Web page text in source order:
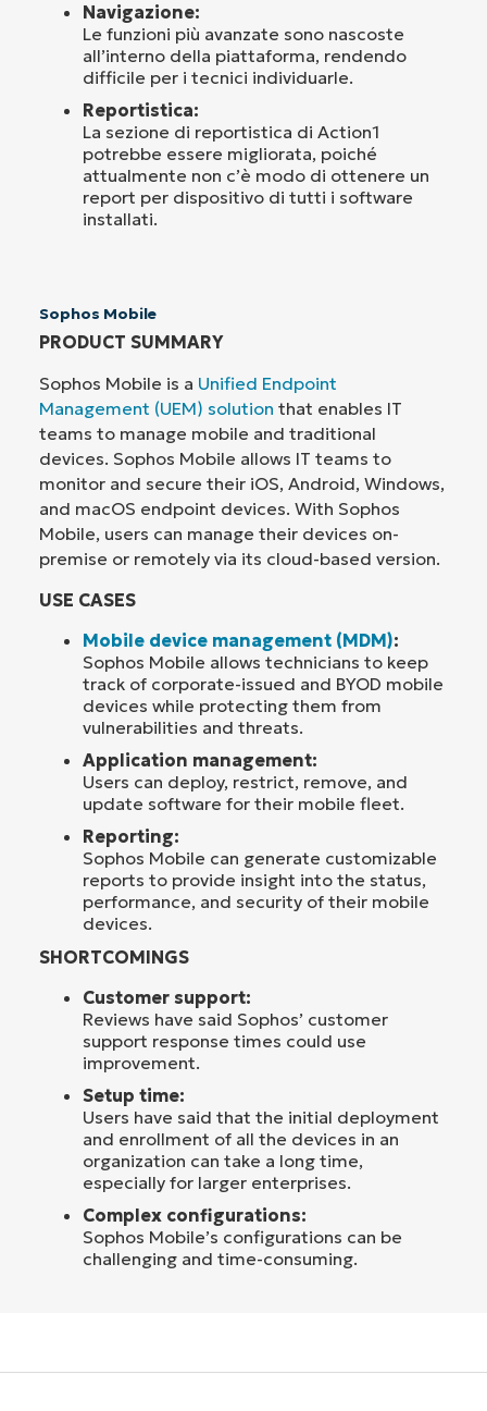
Navigazione:
Le funzioni più avanzate sono nascoste
all’interno della piattaforma, rendendo
difficile per i tecnici individuarle.
Reportistica:
La sezione di reportistica di Action1
potrebbe essere migliorata, poiché
attualmente non c’è modo di ottenere un
report per dispositivo di tutti i software
installati.
Sophos Mobile
PRODUCT SUMMARY
Sophos Mobile is a Unified Endpoint
Management (UEM) solution that enables IT
teams to manage mobile and traditional
devices. Sophos Mobile allows IT teams to
monitor and secure their iOS, Android, Windows,
and macOS endpoint devices. With Sophos
Mobile, users can manage their devices on-
premise or remotely via its cloud-based version.
USE CASES
Mobile device management (MDM):
Sophos Mobile allows technicians to keep
track of corporate-issued and BYOD mobile
devices while protecting them from
vulnerabilities and threats.
Application management:
Users can deploy, restrict, remove, and
update software for their mobile fleet.
Reporting:
Sophos Mobile can generate customizable
reports to provide insight into the status,
performance, and security of their mobile
devices.
SHORTCOMINGS
Customer support:
Reviews have said Sophos’ customer
support response times could use
improvement.
Setup time:
Users have said that the initial deployment
and enrollment of all the devices in an
organization can take a long time,
especially for larger enterprises.
Complex configurations:
Sophos Mobile’s configurations can be
challenging and time-consuming.